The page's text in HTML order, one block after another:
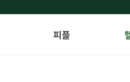
피플